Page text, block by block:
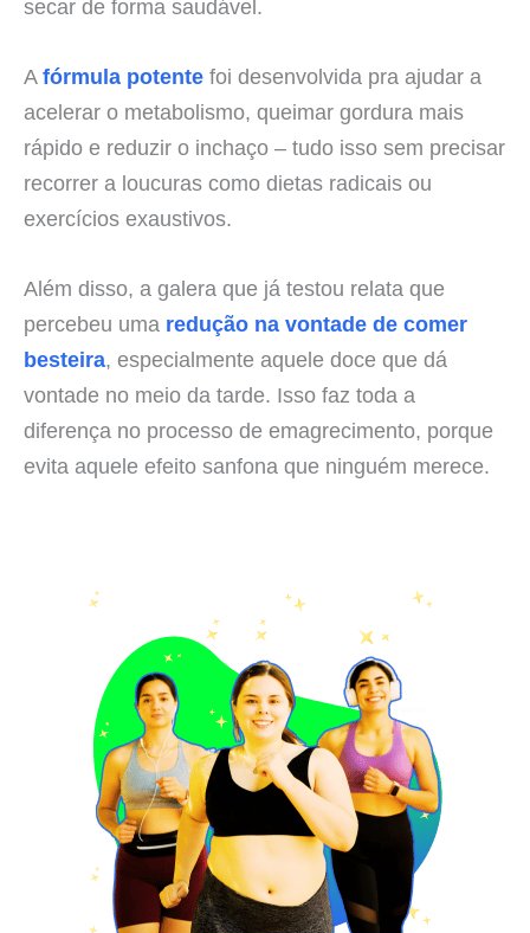
secar de forma saudável.
Afórmula potente foi desenvolvida pra ajudar a
acelerar o metabolismo, queimar gordura mais
rápido e reduzir o inchaço – tudo isso sem precisar
recorrer a loucuras como dietas radicais ou
exercícios exaustivos.
Além disso, a galera que já testou relata que
percebeu uma redução na vontade de comer
besteira, especialmente aquele doce que dá
vontade no meio da tarde. Isso faz toda a
diferença no processo de emagrecimento, porque
evita aquele efeito sanfona que ninguém merece.